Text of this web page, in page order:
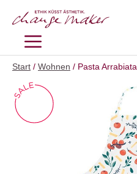
Inhalt
MENÜ
Start / Wohnen / Pasta Arrabiata